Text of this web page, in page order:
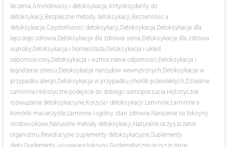
leczenia,Aminokwasy i detoksykacja,Antyoksydanty do
detoksykacji, Bezpieczne metody detoksykacji, Bezsenność a
detoksykacja,Częstotliwość detoksykacji, Detoksykacja, Detoksykacja dla
lepszego zdrowia, Detoksykacja dla zdrowia serca, Detoksykacja dla zdrowia
wątroby, Detoksykacja i homeostaza, Detoksykacja i układ
odpornościowy, Detoksykacja i wzmocnienie odporności, Detoksykacja i
łagodzenie stresu, Detoksykacja narządów wewnętrznych, Detoksykacja w
przypadku alergii, Detoksykacja w przypadku chorób przewlekłych, Działanie
Laminine, Holistyczne podejście do dobrego samopoczucia, Holistyczne
rozwiązania detoksykacyjne, Korzyści detoksykacji Laminine, Laminine a
komórki macierzyste, Laminine i ogólny stan zdrowia, Narażenie na toksyny
środowiskowe, Naturalne metody detoksykacji, Naturalne oczyszczanie
organizmu, Rewolucyjne suplementy detoksykacyjne,Suplementy
diety,Suplementy usuwające toksyny,Systematyczne oczyszczanie